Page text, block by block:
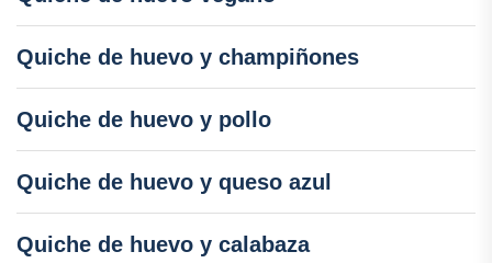
Quiche de huevo y champiñones
Quiche de huevo y pollo
Quiche de huevo y queso azul
Quiche de huevo y calabaza